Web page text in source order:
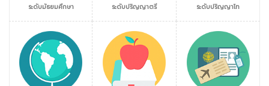
ระดับมัธยมศึกษา ระดับปริญญาตรี ระดับปริญญาโท